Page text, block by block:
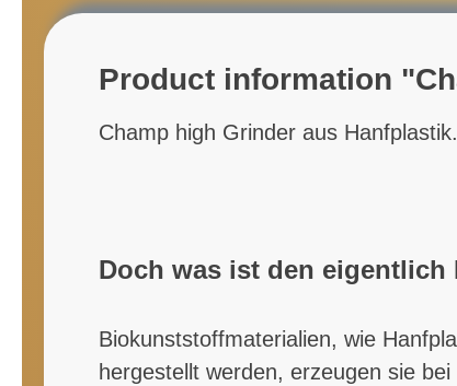
Product information
Champ high Grinder aus Hanfplastik.
Doch was ist den eigentlich
Biokunststoffmaterialien, wie
hergestellt werden, erzeugen sie